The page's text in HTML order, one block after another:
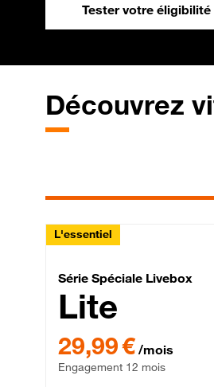
Tester votre éligibilité
Découvrez
L'essentiel
Série
Série Spéciale Livebox
Lite
29,99 € par mois ,
29,99 € /mois
Engagement 12 mois